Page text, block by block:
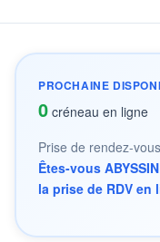
PROCHAINE
0 créneau en ligne
Prise de rendez-
Êtes-vous
la prise de RDV